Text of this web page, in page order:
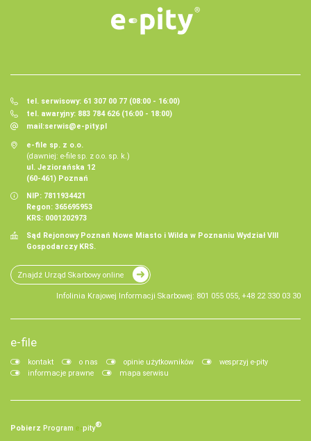
tel. serwisowy: 61 307 00 77 (08:00 - 16:00)
tel. awaryjny: 883 784 626 (16:00 - 18:00)
mail:serwis@e-pity.pl
e-file sp. z o.o.
(dawniej: e-file sp. z o.o. sp. k.)
ul. Jeziorańska 12
(60-461) Poznań
NIP: 7811934421
Regon: 365695953
KRS: 0001202973
Sąd Rejonowy Poznań Nowe Miasto i Wilda w Poznaniu Wydział VIII
Gospodarczy KRS.
Znajdź Urząd Skarbowy online
Infolinia Krajowej Informacji Skarbowej: 801 055 055, +48 22 330 03 30
e-file
kontakt o nas opinie użytkowników
wesprzyj e-pity
informacje prawne
mapa serwisu
Pobierz Program e‑pity®